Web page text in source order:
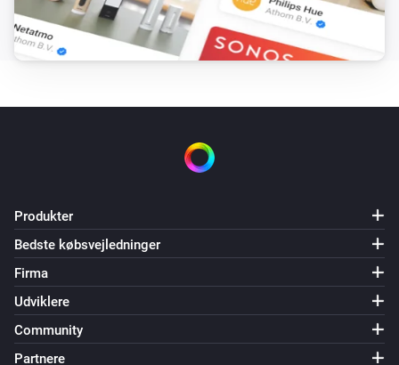
Produkter
Bedste købsvejledninger
Firma
Udviklere
Community
Partnere